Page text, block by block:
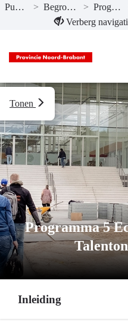
Naar hoofdinhoud
Publicaties > Begroting 2023 > Programma’s
Verberg
Programma 5
Tonen
Inleiding